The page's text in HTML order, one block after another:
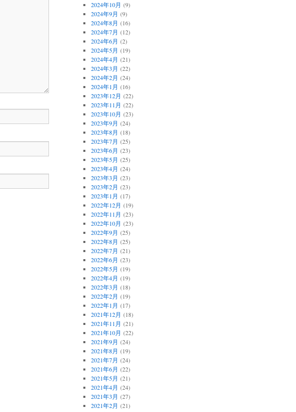
2024年10月 (9)
2024年9月 (9)
2024年8月 (16)
2024年7月 (12)
2024年6月 (2)
2024年5月 (19)
2024年4月 (21)
2024年3月 (22)
2024年2月 (24)
2024年1月 (16)
2023年12月 (22)
2023年11月 (22)
2023年10月 (23)
2023年9月 (24)
2023年8月 (18)
2023年7月 (25)
2023年6月 (23)
2023年5月 (25)
2023年4月 (24)
2023年3月 (23)
2023年2月 (23)
2023年1月 (17)
2022年12月 (19)
2022年11月 (23)
2022年10月 (23)
2022年9月 (25)
2022年8月 (25)
2022年7月 (21)
2022年6月 (23)
2022年5月 (19)
2022年4月 (19)
2022年3月 (18)
2022年2月 (19)
2022年1月 (17)
2021年12月 (18)
2021年11月 (21)
2021年10月 (22)
2021年9月 (24)
2021年8月 (19)
2021年7月 (24)
2021年6月 (22)
2021年5月 (21)
2021年4月 (24)
2021年3月 (27)
2021年2月 (21)